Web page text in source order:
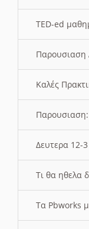
TED-ed
Παρουσιαση
Καλές
Δευτερα 12-
Τι θα ηθελα
Τα Pbworks